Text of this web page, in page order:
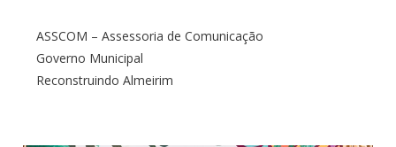
ASSCOM – Assessoria de Comunicação
Governo Municipal
Reconstruindo Almeirim